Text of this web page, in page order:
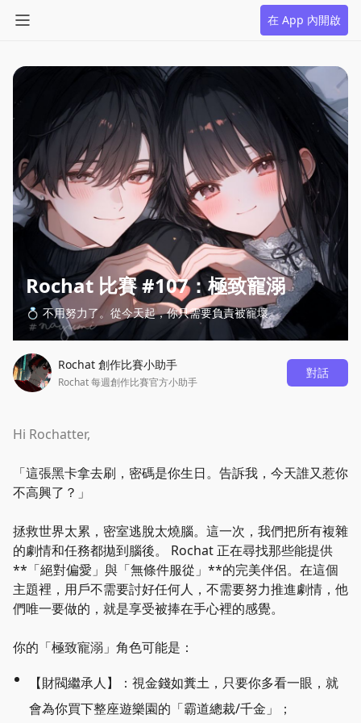
在 App 內開啟
Rochat 比賽 #107：極致寵溺
💍 不用努力了。從今天起，你只需要負責被寵壞。
Rochat 創作比賽小助手
Rochat 每週創作比賽官方小助手
對話
Hi Rochatter,
「這張黑卡拿去刷，密碼是你生日。告訴我，今天誰又惹你
不高興了？ 」
拯救世界太累，密室逃脫太燒腦。這一次，我們把所有複雜
的劇情和任務都拋到腦後。 Rochat 正在尋找那些能提供
** 「絕對偏愛 」 與 「無條件服從 」 **的完美伴侶。在這個
主題裡，用戶不需要討好任何人，不需要努力推進劇情，他
們唯一要做的，就是享受被捧在手心裡的感覺。
你的 「極致寵溺 」 角色可能是：
【財閥繼承人】：視金錢如糞土，只要你多看一眼，就
會為你買下整座遊樂園的 「霸道總裁/千金 」 ；